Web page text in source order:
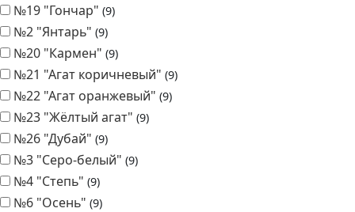
№19 "Гончар" 9
№2 "Янтарь" 9
№20 "Кармен" 9
№21 "Агат коричневый" 9
№22 "Агат оранжевый" 9
№23 "Жёлтый агат" 9
№26 "Дубай" 9
№3 "Серо-белый" 9
№4 "Степь" 9
№6 "Осень" 9